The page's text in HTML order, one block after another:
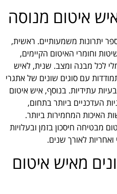
איטום מנוסה
יתרונות משמעותיים. ראשית,
וחומרי האיטום הקיימים,
לכל מבנה ומצב. שנית, לאיש
עם סוגים שונים של אתגרי
עתידיות. בנוסף, איש איטום
העדכניים ביותר בתחום,
האיכות המחמירות ביותר.
מבטיחה חיסכון בזמן ובעלויות
לאורך שנים.
מאיש איטום